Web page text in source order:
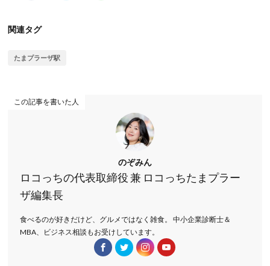
関連タグ
たまプラーザ駅
この記事を書いた人
のぞみん
ロコっちの代表取締役 兼 ロコっちたまプラー
ザ編集長
食べるのが好きだけど、グルメではなく雑食。 中小企業診断士＆
MBA、ビジネス相談もお受けしています。